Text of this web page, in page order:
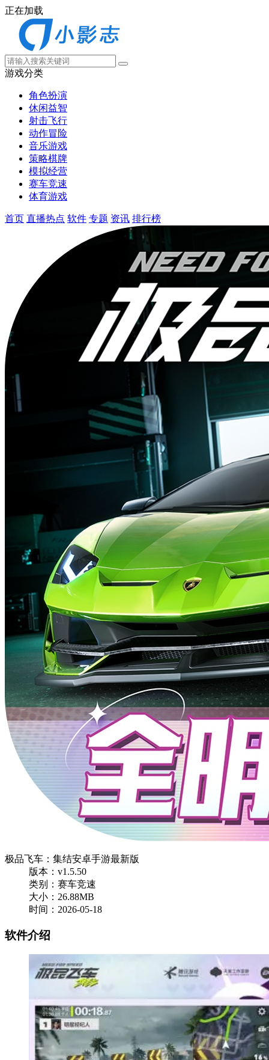
正在加载
游戏分类
角色扮演
休闲益智
射击飞行
动作冒险
音乐游戏
策略棋牌
模拟经营
赛车竞速
体育游戏
首页 直播热点 软件 专题 资讯 排行榜
极品飞车：集结安卓手游最新版
版本：v1.5.50
类别：赛车竞速
大小：26.88MB
时间：2026-05-18
软件介绍